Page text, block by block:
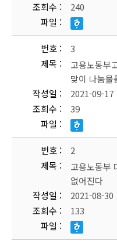
조회수
240
파일
번호
3
제목
고용노동부
맞이 나눔물
작성일
2021-09-17
조회수
39
파일
번호
2
제목
고용노동부
없어진다
작성일
2021-08-30
조회수
133
파일